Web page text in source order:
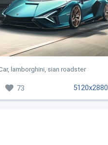
lamborghini, sian roadster
5120x2880
73